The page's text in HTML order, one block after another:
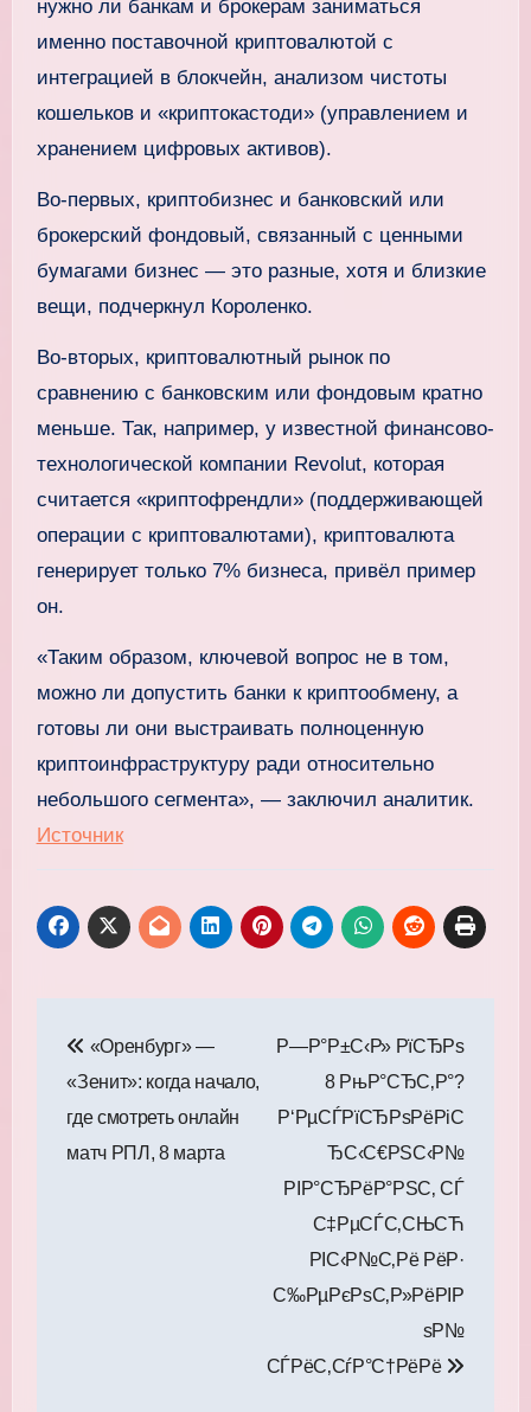
нужно ли банкам и брокерам заниматься
именно поставочной криптовалютой с
интеграцией в блокчейн, анализом чистоты
кошельков и «криптокастоди» (управлением и
хранением цифровых активов).
Во-первых, криптобизнес и банковский или
брокерский фондовый, связанный с ценными
бумагами бизнес — это разные, хотя и близкие
вещи, подчеркнул Короленко.
Во-вторых, криптовалютный рынок по
сравнению с банковским или фондовым кратно
меньше. Так, например, у известной финансово-
технологической компании Revolut, которая
считается «криптофрендли» (поддерживающей
операции с криптовалютами), криптовалюта
генерирует только 7% бизнеса, привёл пример
он.
«Таким образом, ключевой вопрос не в том,
можно ли допустить банки к криптообмену, а
готовы ли они выстраивать полноценную
криптоинфраструктуру ради относительно
небольшого сегмента», — заключил аналитик.
Источник
по
записям
«Оренбург» —
«Зенит»: когда начало,
где смотреть онлайн
матч РПЛ, 8 марта
Р—Р°Р±С‹Р» РїСЂРѕ
8 РњР°СЂС‚Р°?
Р‘РµСЃРїСЂРѕРёРіС
ЂС‹С€РЅС‹Р№
РІР°СЂРёР°РЅС‚ СЃ
С‡РµСЃС‚СЊСЋ
РІС‹Р№С‚Рё РёР·
С‰РµРєРѕС‚Р»РёРІР
ѕР№
СЃРёС‚СѓР°С†РёРё